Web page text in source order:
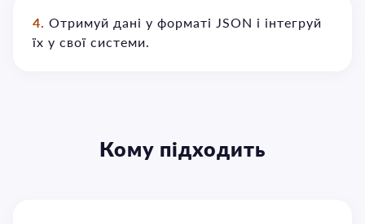
4. Отримуй дані у форматі JSON і інтегруй
їх у свої системи.
Кому підходить